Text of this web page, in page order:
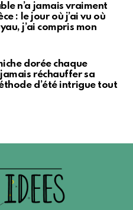
n’a jamais vraiment
: le jour où j’ai vu où
j’ai compris mon
dorée chaque
réchauffer sa
d’été intrigue tout